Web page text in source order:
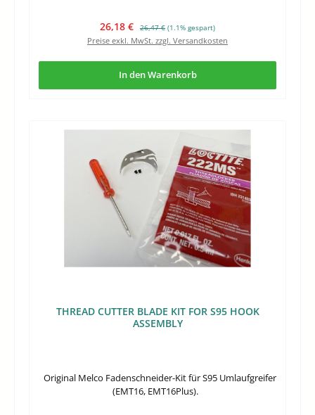
Verkaufspreis:
26,18 € Regulärer Preis:
26,47 € (1.1% gespart)
Preise exkl. MwSt. zzgl. Versandkosten
In den Warenkorb
THREAD CUTTER BLADE KIT FOR S95 HOOK
ASSEMBLY
Original Melco Fadenschneider-Kit für S95 Umlaufgreifer
(EMT16, EMT16Plus).